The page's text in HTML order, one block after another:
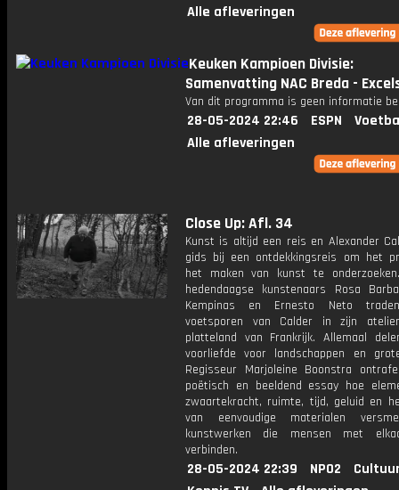
Alle afleveringen
Keuken Kampioen Divisie:
Samenvatting NAC Breda -
Van dit programma is geen informatie
28-05-2024 22:46 ESPN
Alle afleveringen
Close Up: Afl. 34
Kunst is altijd een reis en Alexander
gids bij een ontdekkingsreis om het
het maken van kunst te
hedendaagse kunstenaars Rosa
Kempinas en Ernesto Neto
voetsporen van Calder in zijn
platteland van Frankrijk. Allemaal
voorliefde voor landschappen en
Regisseur Marjoleine Boonstra
poëtisch en beeldend essay hoe
zwaartekracht, ruimte, tijd, geluid en
van eenvoudige materialen
kunstwerken die mensen met
verbinden.
28-05-2024 22:39 NPO2